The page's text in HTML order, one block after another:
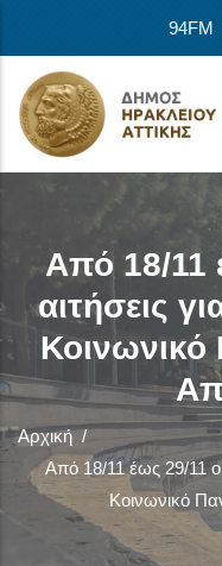
94FM
Από 18/11
αιτήσεις
Κοινωνικό
Αρχική /
Από 18/11 έως 29/11 οι
Κοινωνικό